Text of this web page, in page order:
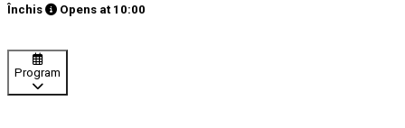
Închis Opens at 10:00
Program